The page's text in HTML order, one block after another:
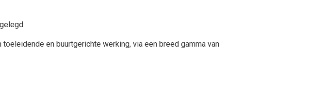
en buurtgerichte werking, via een breed gamma van